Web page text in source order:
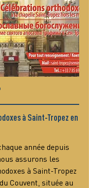
à Saint-Tropez en
année depuis
assurons les
à Saint-Tropez
Couvent, située au